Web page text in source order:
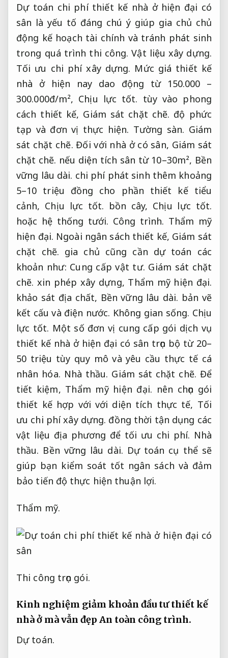
Dự toán chi phí thiết kế nhà ở hiện đại có
sân là yếu tố đáng chú ý giúp gia chủ chủ
động kế hoạch tài chính và tránh phát sinh
trong quá trình thi công.Vật liệu xây dựng.
Tối ưu chi phí xây dựng. Mức giá thiết kế
nhà ở hiện nay dao động từ 150.000 –
300.000đ/m², Chịu lực tốt. tùy vào phong
cách thiết kế, Giám sát chặt chẽ. độ phức
tạp và đơn vị thực hiện. Tường sàn. Giám
sát chặt chẽ. Đối với nhà ở có sân, Giám sát
chặt chẽ. nếu diện tích sân từ 10–30m², Bền
vững lâu dài. chi phí phát sinh thêm khoảng
5–10 triệu đồng cho phần thiết kế tiểu
cảnh, Chịu lực tốt. bồn cây, Chịu lực tốt.
hoặc hệ thống tưới. Công trình. Thẩm mỹ
hiện đại. Ngoài ngân sách thiết kế, Giám sát
chặt chẽ. gia chủ cũng cần dự toán các
khoản như: Cung cấp vật tư. Giám sát chặt
chẽ. xin phép xây dựng, Thẩm mỹ hiện đại.
khảo sát địa chất, Bền vững lâu dài. bản vẽ
kết cấu và điện nước. Không gian sống. Chịu
lực tốt. Một số đơn vị cung cấp gói dịch vụ
thiết kế nhà ở hiện đại có sân trọn bộ từ 20–
50 triệu tùy quy mô và yêu cầu thực tế cá
nhân hóa. Nhà thầu. Giám sát chặt chẽ. Để
tiết kiệm, Thẩm mỹ hiện đại. nên chọn gói
thiết kế hợp với với diện tích thực tế, Tối
ưu chi phí xây dựng. đồng thời tận dụng các
vật liệu địa phương để tối ưu chi phí. Nhà
thầu. Bền vững lâu dài. Dự toán cụ thể sẽ
giúp bạn kiểm soát tốt ngân sách và đảm
bảo tiến độ thực hiện thuận lợi.
Thẩm mỹ.
Thi công trọn gói.
Kinh nghiệm giảm khoản đầu tư thiết kế
nhà ở mà vẫn đẹp An toàn công trình.
Dự toán.